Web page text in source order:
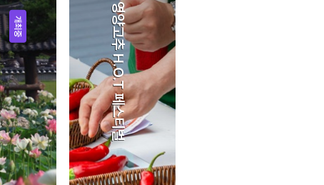
개최중 영양고추 H.O.T 페스티벌